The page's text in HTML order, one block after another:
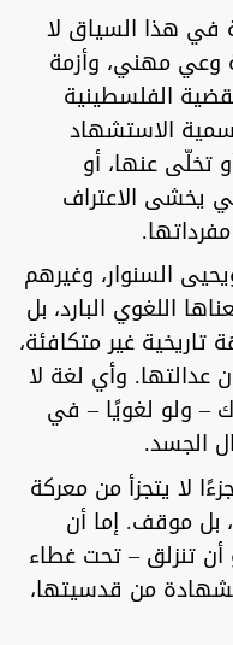
في هذا السياق لا
وعي مهني، وأزمة
الفلسطينية
الاستشهاد
تخلّى عنها، أو
يخشى الاعتراف
السنوار، وغيرهم
اللغوي البارد، بل
غير متكافئة،
عدالتها. وأي لغة لا
– ولو لغويًا – في
الجسد.
لا يتجزأ من معركة
بل موقف. إما أن
أن تنزلق – تحت غطاء
من قدسيتها،